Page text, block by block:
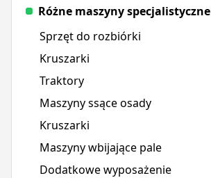
Różne maszyny specjalistyczne
Sprzęt do rozbiórki
Kruszarki
Traktory
Maszyny ssące osady
Kruszarki
Maszyny wbijające pale
Dodatkowe wyposażenie